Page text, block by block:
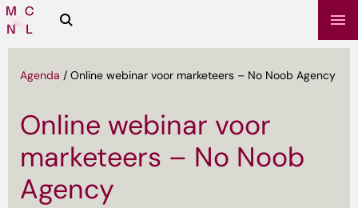
Media
Campus
Zoeken
Agenda / Online webinar voor marketeers – No Noob Agency
Online webinar voor
marketeers – No Noob
Agency